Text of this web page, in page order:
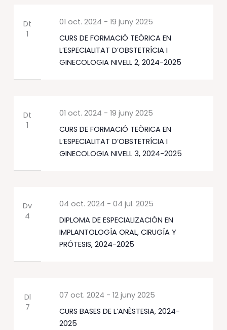
Dt
1
CURS DE FORMACIÓ TEÒRICA EN
L’ESPECIALITAT D’OBSTETRÍCIA I
GINECOLOGIA NIVELL 2, 2024-2025
01 oct. 2024 - 19 juny 2025
Dt
1
CURS DE FORMACIÓ TEÒRICA EN
L’ESPECIALITAT D’OBSTETRÍCIA I
GINECOLOGIA NIVELL 3, 2024-2025
01 oct. 2024 - 19 juny 2025
Dv
4
DIPLOMA DE ESPECIALIZACIÓN EN
IMPLANTOLOGÍA ORAL, CIRUGÍA Y
PRÓTESIS, 2024-2025
04 oct. 2024 - 04 jul. 2025
Dl
7
CURS BASES DE L’ANÈSTESIA, 2024-
2025
07 oct. 2024 - 12 juny 2025